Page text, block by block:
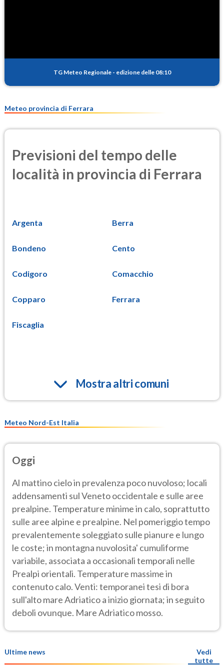
PM25
TG Meteo Regionale - edizione delle 08:10
Meteo provincia di Ferrara
Previsioni del tempo delle
località in provincia di Ferrara
Argenta Berra
Bondeno Cento
Codigoro Comacchio
Copparo Ferrara
Fiscaglia
Mostra altri comuni
Meteo Nord-Est Italia
Oggi
Al mattino cielo in prevalenza poco nuvoloso; locali
addensamenti sul Veneto occidentale e sulle aree
prealpine. Temperature minime in calo, soprattutto
sulle aree alpine e prealpine. Nel pomeriggio tempo
prevalentemente soleggiato sulle pianure e lungo
le coste; in montagna nuvolosita' cumuliforme
variabile, associata a occasionali temporali nelle
Prealpi orientali. Temperature massime in
contenuto calo. Venti: temporanei tesi di bora
sull'alto mare Adriatico a inizio giornata; in seguito
deboli ovunque. Mare Adriatico mosso.
Ultime news
Vedi
tutte